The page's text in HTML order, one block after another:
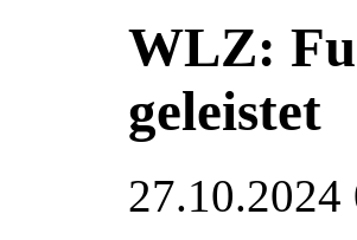
WLZ:
geleistet
27.10.2024